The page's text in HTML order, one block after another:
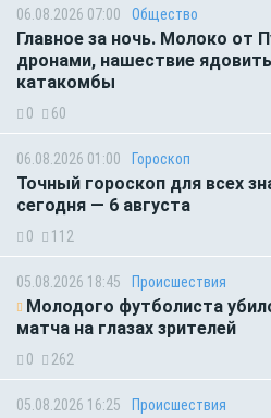
06.08.2026 07:00 Общество
Главное за ночь. Молоко от
дронами, нашествие
катакомбы
0 60
06.08.2026 01:00 Гороскоп
Точный гороскоп для всех
сегодня — 6 августа
0 112
05.08.2026 18:45 Происшествия
Молодого футболиста
матча на глазах зрителей
0 262
05.08.2026 16:25 Происшествия